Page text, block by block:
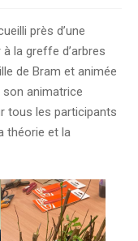
près d’une
la greffe d’arbres
de Bram et animée
son animatrice
tous les participants
théorie et la